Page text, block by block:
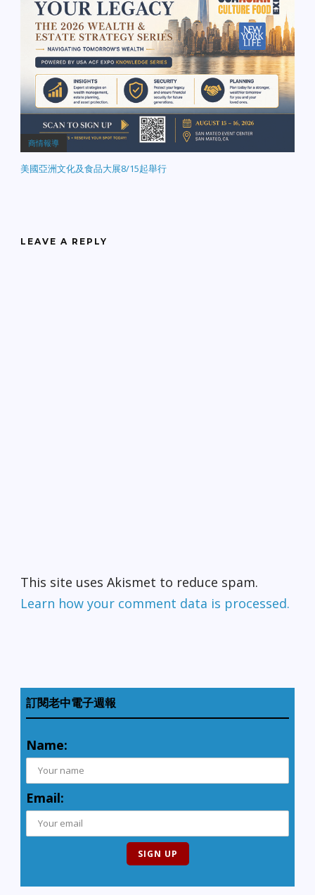
商情報導
美國亞洲文化及食品大展8/15起舉行
LEAVE A REPLY
This site uses Akismet to reduce spam.
Learn how your comment data is processed.
訂閱老中電子週報
Name:
Email: